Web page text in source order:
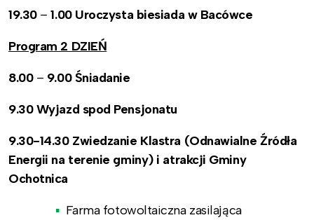
19.30 – 1.00 Uroczysta biesiada w Bacówce
Program 2 DZIEŃ
8.00 – 9.00 Śniadanie
9.30 Wyjazd spod Pensjonatu
9.30-14.30 Zwiedzanie Klastra (Odnawialne Źródła
Energii na terenie gminy) i atrakcji Gminy
Ochotnica
Farma fotowoltaiczna zasilająca